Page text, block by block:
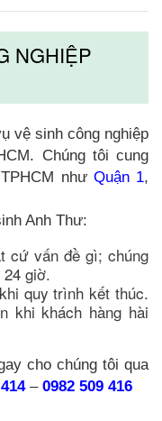
NGHIỆP
vệ sinh công nghiệp
Chúng tôi cung
như Quận 1,
Anh Thư:
cứ vấn đề gì; chúng
giờ.
quy trình kết thúc.
khi khách hàng hài
cho chúng tôi qua
– 0982 509 416